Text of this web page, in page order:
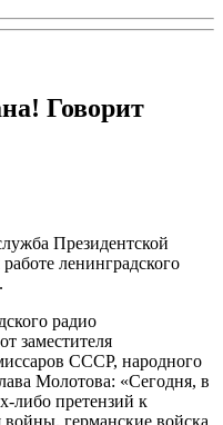
Говорит
Президентской
ленинградского
радио
заместителя
СССР, народного
Молотова: «Сегодня, в
либо претензий к
германские войска